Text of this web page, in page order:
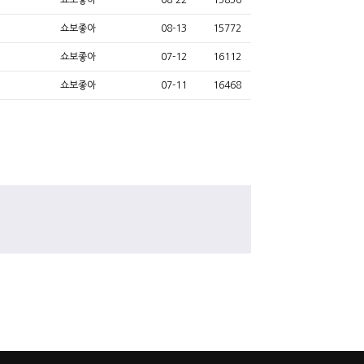
쇼보좋아 08-13 15772
쇼보좋아 07-12 16112
쇼보좋아 07-11 16468